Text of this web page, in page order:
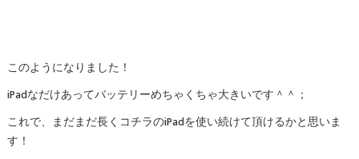
このようになりました！
iPadなだけあってバッテリーめちゃくちゃ大きいです＾＾；
これで、まだまだ長くコチラのiPadを使い続けて頂けるかと思いま
す！